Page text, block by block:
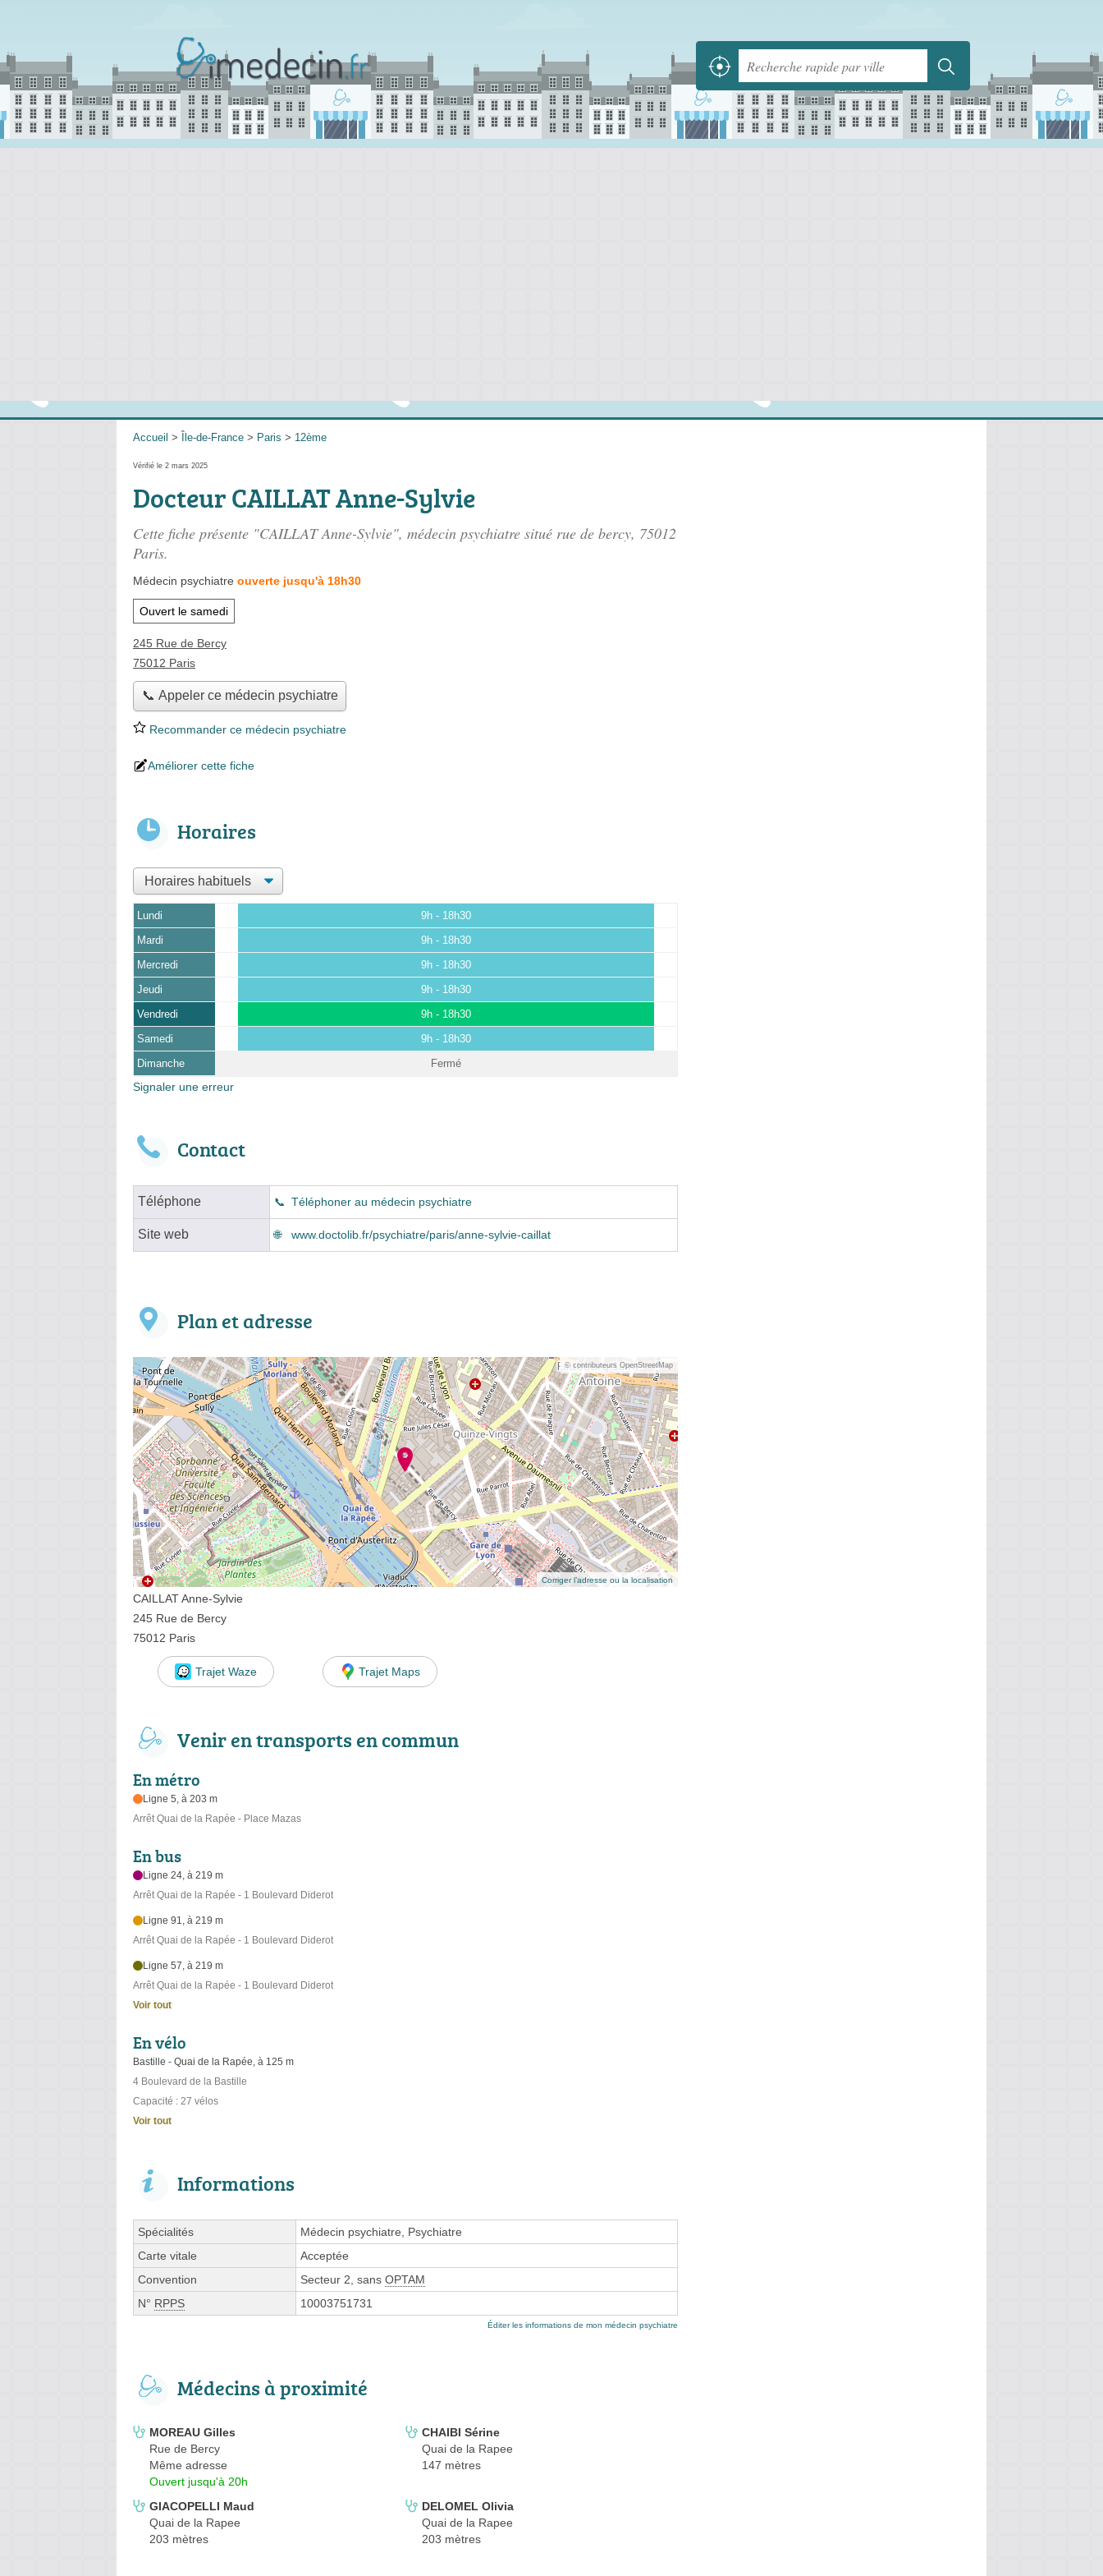
Accueil > Île-de-France > Paris > 12ème
Vérifié le 2 mars 2025
Docteur CAILLAT Anne-Sylvie
Cette fiche présente "CAILLAT Anne-Sylvie", médecin psychiatre situé rue de bercy, 75012
Paris.
Médecin psychiatre ouverte jusqu'à 18h30
Ouvert le samedi
245 Rue de Bercy
75012 Paris
📞 Appeler ce médecin psychiatre
Recommander ce médecin psychiatre
Améliorer cette fiche
Horaires
Lundi 9h - 18h30
Mardi 9h - 18h30
Mercredi 9h - 18h30
Jeudi 9h - 18h30
Vendredi 9h - 18h30
Samedi 9h - 18h30
Dimanche Fermé
Signaler une erreur
Contact
Téléphone Téléphoner au médecin psychiatre
Site web www.doctolib.fr/psychiatre/paris/anne-sylvie-caillat
Plan et adresse
© contributeurs OpenStreetMap
Corriger l’adresse ou la localisation
CAILLAT Anne-Sylvie
245 Rue de Bercy
75012 Paris
Trajet Waze Trajet Maps
Venir en transports en commun
En métro
Ligne 5, à 203 m
Arrêt Quai de la Rapée - Place Mazas
En bus
Ligne 24, à 219 m
Arrêt Quai de la Rapée - 1 Boulevard Diderot
Ligne 91, à 219 m
Arrêt Quai de la Rapée - 1 Boulevard Diderot
Ligne 57, à 219 m
Arrêt Quai de la Rapée - 1 Boulevard Diderot
Voir tout
En vélo
Bastille - Quai de la Rapée, à 125 m
4 Boulevard de la Bastille
Capacité : 27 vélos
Voir tout
Informations
Spécialités
Médecin psychiatre, Psychiatre
Carte vitale
Acceptée
Convention
Secteur 2, sans OPTAM
N° RPPS 10003751731
Éditer les informations de mon médecin psychiatre
Médecins à proximité
MOREAU Gilles
Rue de Bercy
Même adresse
Ouvert jusqu'à 20h
CHAIBI Sérine
Quai de la Rapee
147 mètres
GIACOPELLI Maud
Quai de la Rapee
203 mètres
DELOMEL Olivia
Quai de la Rapee
203 mètres